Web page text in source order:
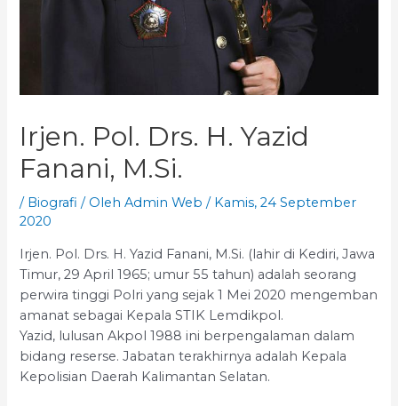
Irjen. Pol. Drs. H. Yazid
Fanani, M.Si.
/ Biografi / OlehAdmin Web / Kamis, 24 September
2020
Irjen. Pol. Drs. H. Yazid Fanani, M.Si. (lahir di Kediri, Jawa
Timur, 29 April 1965; umur 55 tahun) adalah seorang
perwira tinggi Polri yang sejak 1 Mei 2020 mengemban
amanat sebagai Kepala STIK Lemdikpol.
Yazid, lulusan Akpol 1988 ini berpengalaman dalam
bidang reserse. Jabatan terakhirnya adalah Kepala
Kepolisian Daerah Kalimantan Selatan.